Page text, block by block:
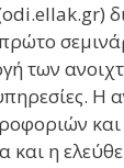
των
Η
και η